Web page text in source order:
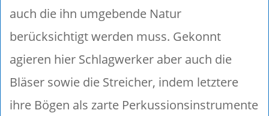
auch die ihn umgebende Natur
berücksichtigt werden muss. Gekonnt
agieren hier Schlagwerker aber auch die
Bläser sowie die Streicher, indem letztere
ihre Bögen als zarte Perkussionsinstrumente